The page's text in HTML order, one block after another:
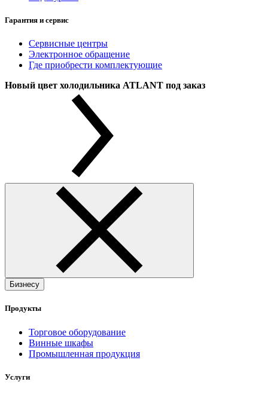
Гарантия и сервис
Сервисные центры
Электронное обращение
Где приобрести комплектующие
Новый цвет холодильника ATLANT под заказ
Бизнесу
Продукты
Торговое оборудование
Винные шкафы
Промышленная продукция
Услуги